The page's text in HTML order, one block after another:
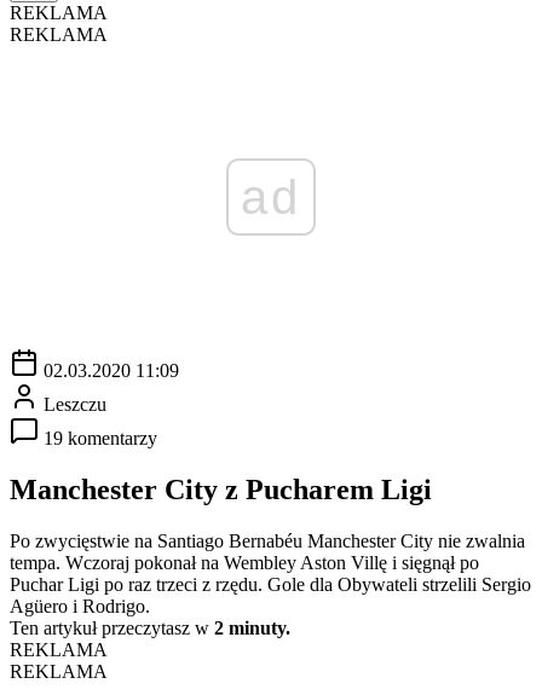
REKLAMA
REKLAMA
ad
02.03.2020 11:09
Leszczu
19 komentarzy
Manchester City z Pucharem Ligi
Po zwycięstwie na Santiago Bernabéu Manchester City nie zwalnia
tempa. Wczoraj pokonał na Wembley Aston Villę i sięgnął po
Puchar Ligi po raz trzeci z rzędu. Gole dla Obywateli strzelili Sergio
Agüero i Rodrigo.
Ten artykuł przeczytasz w 2 minuty.
REKLAMA
REKLAMA